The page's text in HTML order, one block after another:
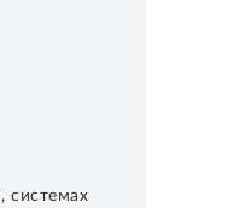
системах